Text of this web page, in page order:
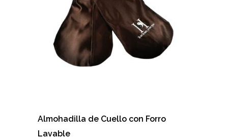
Almohadilla de Cuello con Forro
Lavable